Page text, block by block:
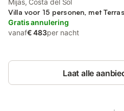
Mijas, Costa del Sol
Villa voor 15 personen, met Terras
Gratis annulering
vanaf€ 483per nacht
Laat alle